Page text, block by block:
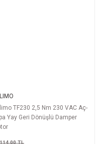
TF230 2,5 Nm 230 VAC Aç-
Yay Geri Dönüşlü Damper
TL